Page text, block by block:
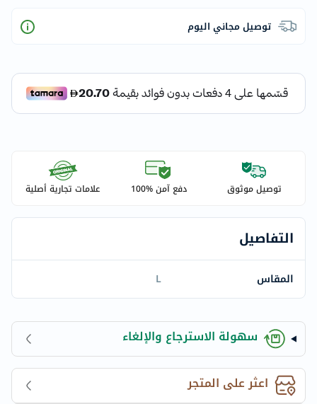
توصيل مجاني اليوم
توصيل موثوق دفع آمن %100 علامات تجارية أصلية
التفاصيل
المقاس L
سهولة الاسترجاع والإلغاء
اعثر على المتجر